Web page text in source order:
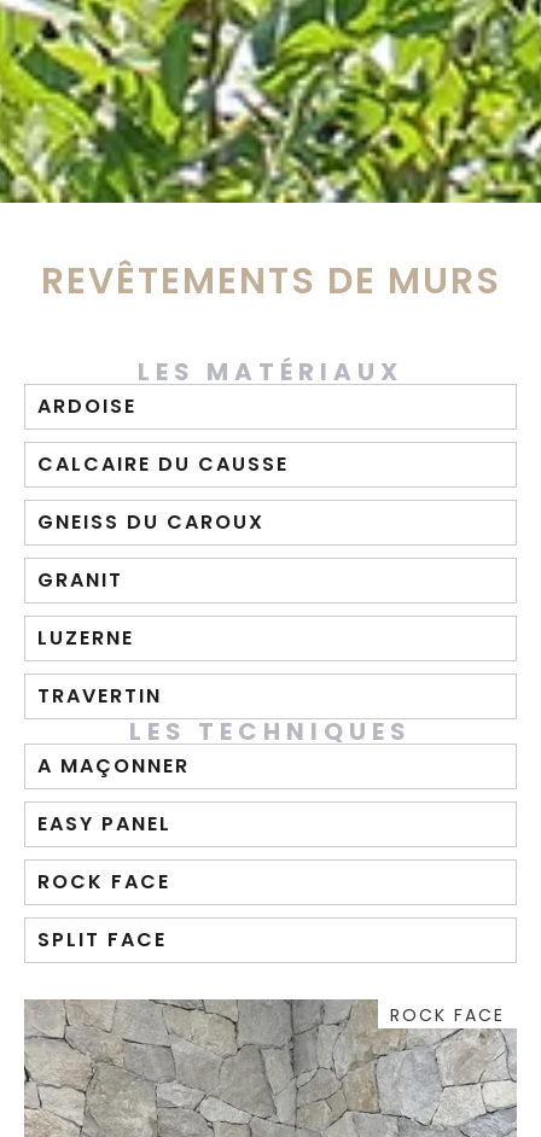
REVÊTEMENTS DE MURS
LES MATÉRIAUX
ARDOISE
CALCAIRE DU CAUSSE
GNEISS DU CAROUX
GRANIT
LUZERNE
TRAVERTIN
LES TECHNIQUES
A MAÇONNER
EASY PANEL
ROCK FACE
SPLIT FACE
ROCK FACE